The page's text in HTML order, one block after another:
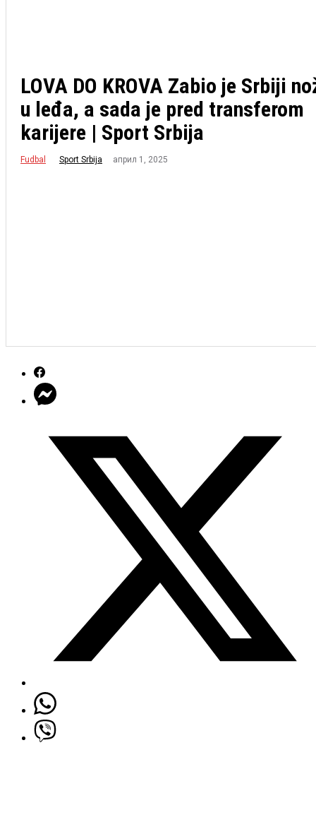
LOVA DO KROVA Zabio je Srbiji
u leđa, a sada je pred transferom
karijere | Sport Srbija
Fudbal Sport Srbija април 1, 2025